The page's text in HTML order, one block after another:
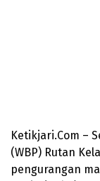
Ketikjari.Com –
(WBP) Rutan
pengurangan